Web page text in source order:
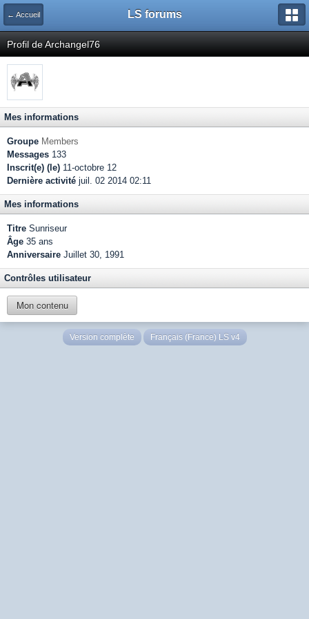
← Accueil LS forums
Profil de Archangel76
Mes informations
Groupe Members
Messages 133
Inscrit(e) (le) 11-octobre 12
Dernière activité juil. 02 2014 02:11
Mes informations
Titre Sunriseur
Âge 35 ans
Anniversaire Juillet 30, 1991
Contrôles utilisateur
Mon contenu
Version complète Français (France) LS v4